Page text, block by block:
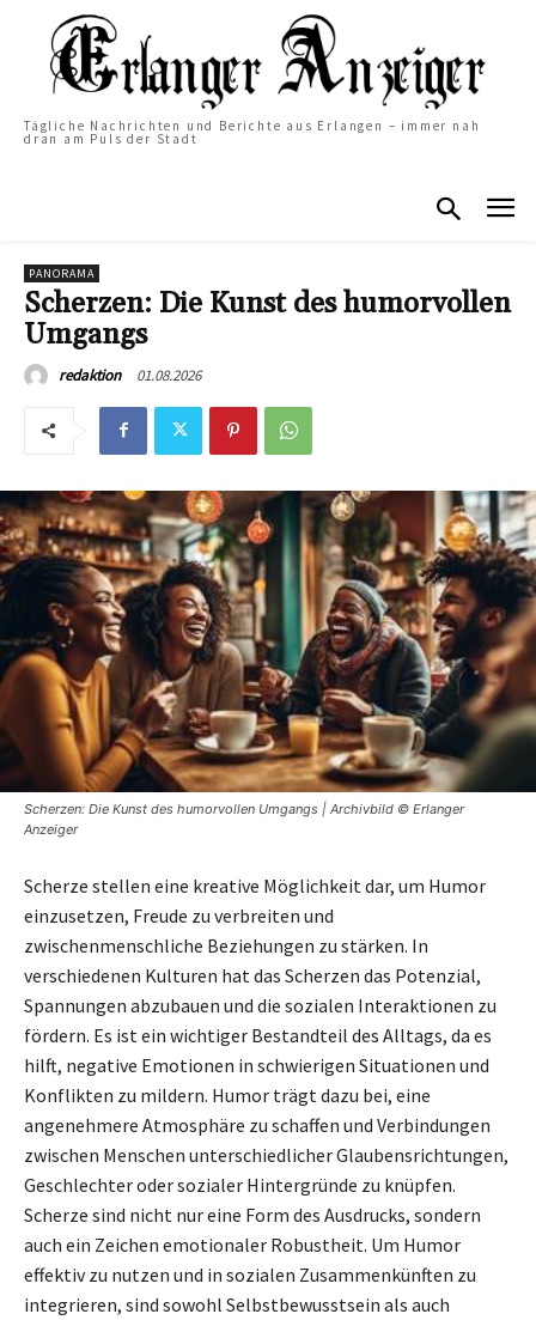
Tägliche Nachrichten und Berichte aus Erlangen – immer nah
dran am Puls der Stadt
PANORAMA
Scherzen: Die Kunst des humorvollen
Umgangs
redaktion 01.08.2026
Scherzen: Die Kunst des humorvollen Umgangs | Archivbild © Erlanger
Anzeiger
Scherze stellen eine kreative Möglichkeit dar, um Humor
einzusetzen, Freude zu verbreiten und
zwischenmenschliche Beziehungen zu stärken. In
verschiedenen Kulturen hat das Scherzen das Potenzial,
Spannungen abzubauen und die sozialen Interaktionen zu
fördern. Es ist ein wichtiger Bestandteil des Alltags, da es
hilft, negative Emotionen in schwierigen Situationen und
Konflikten zu mildern. Humor trägt dazu bei, eine
angenehmere Atmosphäre zu schaffen und Verbindungen
zwischen Menschen unterschiedlicher Glaubensrichtungen,
Geschlechter oder sozialer Hintergründe zu knüpfen.
Scherze sind nicht nur eine Form des Ausdrucks, sondern
auch ein Zeichen emotionaler Robustheit. Um Humor
effektiv zu nutzen und in sozialen Zusammenkünften zu
integrieren, sind sowohl Selbstbewusstsein als auch